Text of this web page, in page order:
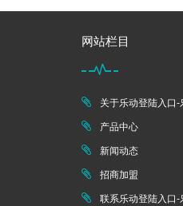
网站栏目
关于乐动登陆入口-
产品中心
新闻动态
招商加盟
联系乐动登陆入口-